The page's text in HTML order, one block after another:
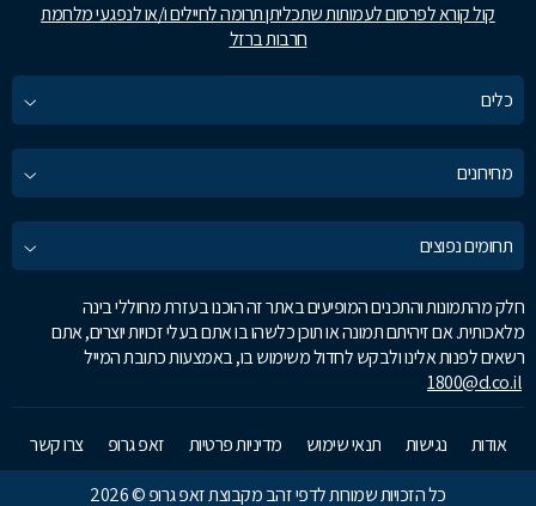
קול קורא לפרסום לעמותות שתכליתן תרומה לחיילים ו/או לנפגעי מלחמת
חרבות ברזל
כלים
מחירונים
תחומים נפוצים
חלק מהתמונות והתכנים המופיעים באתר זה הוכנו בעזרת מחוללי בינה
מלאכותית. אם זיהיתם תמונה או תוכן כלשהו בו אתם בעלי זכויות יוצרים, אתם
רשאים לפנות אלינו ולבקש לחדול משימוש בו, באמצעות כתובת המייל
1800@d.co.il
אודות נגישות תנאי שימוש מדיניות פרטיות זאפ גרופ
צרו קשר
כל הזכויות שמורות לדפי זהב מקבוצת זאפ גרופ © 2026